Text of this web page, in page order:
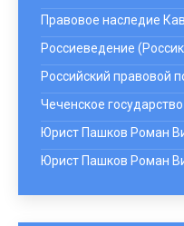
Правовое наследие
Россиеведение
Российский правовой
Чеченское
Юрист Пашков Роман
Юрист Пашков Роман